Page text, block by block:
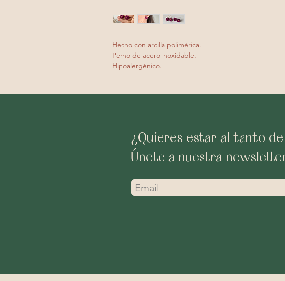
Hecho con arcilla polimérica.
Perno de acero inoxidable.
Hipoalergénico.
¿Quieres estar al tanto
Únete a nuestra